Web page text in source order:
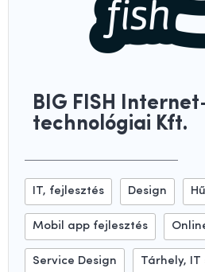
BIG FISH
technológiai Kft.
IT, fejlesztés Design
Mobil app fejlesztés
Service Design Tárhely,